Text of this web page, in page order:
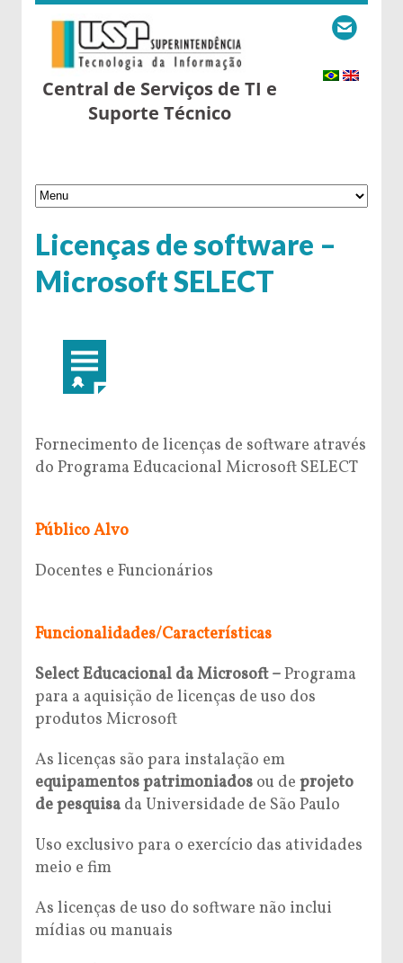
Central de Serviços de TI e
Suporte Técnico
Licenças de software –
Microsoft SELECT
Fornecimento de licenças de software através
do Programa Educacional Microsoft SELECT
Público Alvo
Docentes e Funcionários
Funcionalidades/Características
Select Educacional da Microsoft –Programa
para a aquisição de licenças de uso dos
produtos Microsoft
As licenças são para instalação em
equipamentos patrimoniados ou de projeto
de pesquisa da Universidade de São Paulo
Uso exclusivo para o exercício das atividades
meio e fim
As licenças de uso do software não inclui
mídias ou manuais